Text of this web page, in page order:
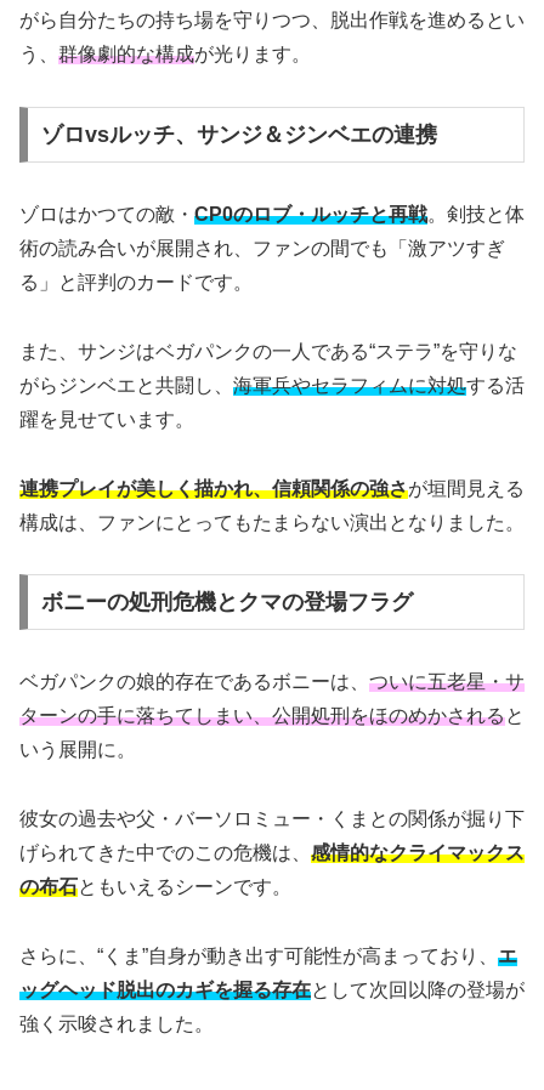
がら自分たちの持ち場を守りつつ、脱出作戦を進めるとい
う、 群像劇的な構成が光ります。
ゾロvsルッチ、サンジ＆ジンベエの連携
ゾロはかつての敵・ CP0のロブ・ルッチと再戦。剣技と体
術の読み合いが展開され、ファンの間でも「激アツすぎ
る」と評判のカードです。
また、サンジはベガパンクの一人である“ステラ”を守りな
がらジンベエと共闘し、 海軍兵やセラフィムに対処する活
躍を見せています。
連携プレイが美しく描かれ、信頼関係の強さが垣間見える
構成は、ファンにとってもたまらない演出となりました。
ボニーの処刑危機とクマの登場フラグ
ベガパンクの娘的存在であるボニーは、 ついに五老星・サ
ターンの手に落ちてしまい、公開処刑をほのめかされると
いう展開に。
彼女の過去や父・バーソロミュー・くまとの関係が掘り下
げられてきた中でのこの危機は、 感情的なクライマックス
の布石ともいえるシーンです。
さらに、“くま”自身が動き出す可能性が高まっており、 エ
ッグヘッド脱出のカギを握る存在として次回以降の登場が
強く示唆されました。